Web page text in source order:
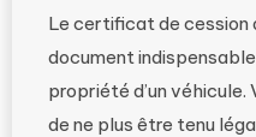
Le certificat de cession
document
propriété d’un véhicule.
de ne plus être tenu